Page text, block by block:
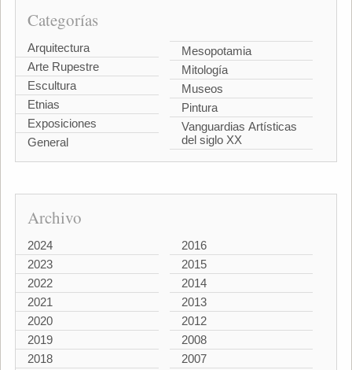
Categorías
Arquitectura
Arte Rupestre
Escultura
Etnias
Exposiciones
General
Mesopotamia
Mitología
Museos
Pintura
Vanguardias Artísticas
del siglo XX
Archivo
2024
2023
2022
2021
2020
2019
2018
2016
2015
2014
2013
2012
2008
2007